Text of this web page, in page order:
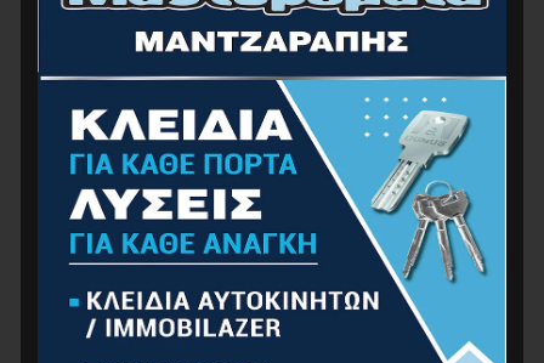
BORMANN Pro BJS7500 Σέγα Ρυθμιζόμενη Με
Ταλάντωση 750W
89.00€